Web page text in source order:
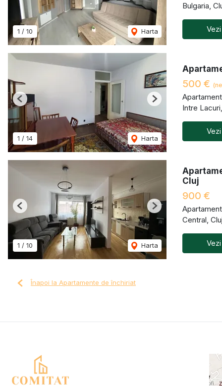
1 / 10 Harta
Bulgaria,
1 / 14 Harta
Previous Next
500 €
Intre
1 / 10 Harta
Previous Next
Cluj
900 €
Central,
Înapoi la Apartamente de închiriat